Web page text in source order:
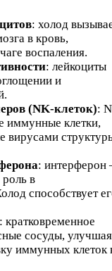
: холод
в кровь,
воспаления.
: лейкоциты
и
(NK-клеток):
иммунные клетки,
вирусами
: интерферон
в
способствует
: кратковременное
сосуды, улучшая
иммунных клеток